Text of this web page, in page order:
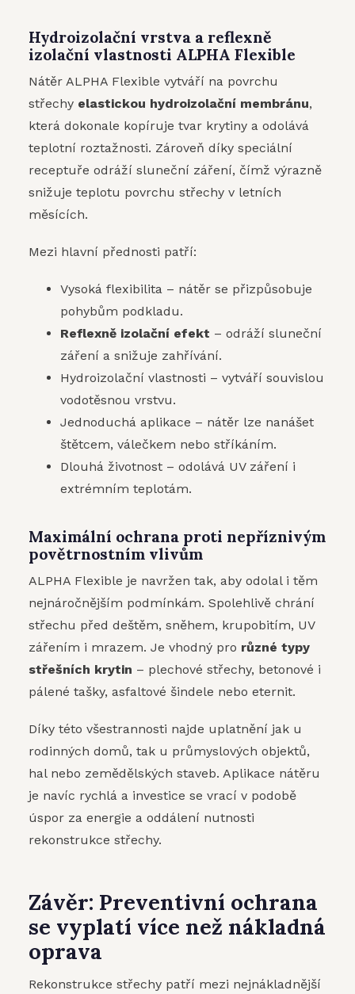
Hydroizolační vrstva a reflexně
izolační vlastnosti ALPHA Flexible
Nátěr ALPHA Flexible vytváří na povrchu
střechy elastickou hydroizolační membránu,
která dokonale kopíruje tvar krytiny a odolává
teplotní roztažnosti. Zároveň díky speciální
receptuře odráží sluneční záření, čímž výrazně
snižuje teplotu povrchu střechy v letních
měsících.
Mezi hlavní přednosti patří:
Vysoká flexibilita – nátěr se přizpůsobuje
pohybům podkladu.
Reflexně izolační efekt – odráží sluneční
záření a snižuje zahřívání.
Hydroizolační vlastnosti – vytváří souvislou
vodotěsnou vrstvu.
Jednoduchá aplikace – nátěr lze nanášet
štětcem, válečkem nebo stříkáním.
Dlouhá životnost – odolává UV záření i
extrémním teplotám.
Maximální ochrana proti nepříznivým
povětrnostním vlivům
ALPHA Flexible je navržen tak, aby odolal i těm
nejnáročnějším podmínkám. Spolehlivě chrání
střechu před deštěm, sněhem, krupobitím, UV
zářením i mrazem. Je vhodný pro různé typy
střešních krytin – plechové střechy, betonové i
pálené tašky, asfaltové šindele nebo eternit.
Díky této všestrannosti najde uplatnění jak u
rodinných domů, tak u průmyslových objektů,
hal nebo zemědělských staveb. Aplikace nátěru
je navíc rychlá a investice se vrací v podobě
úspor za energie a oddálení nutnosti
rekonstrukce střechy.
Závěr: Preventivní ochrana
se vyplatí více než nákladná
oprava
Rekonstrukce střechy patří mezi nejnákladnější